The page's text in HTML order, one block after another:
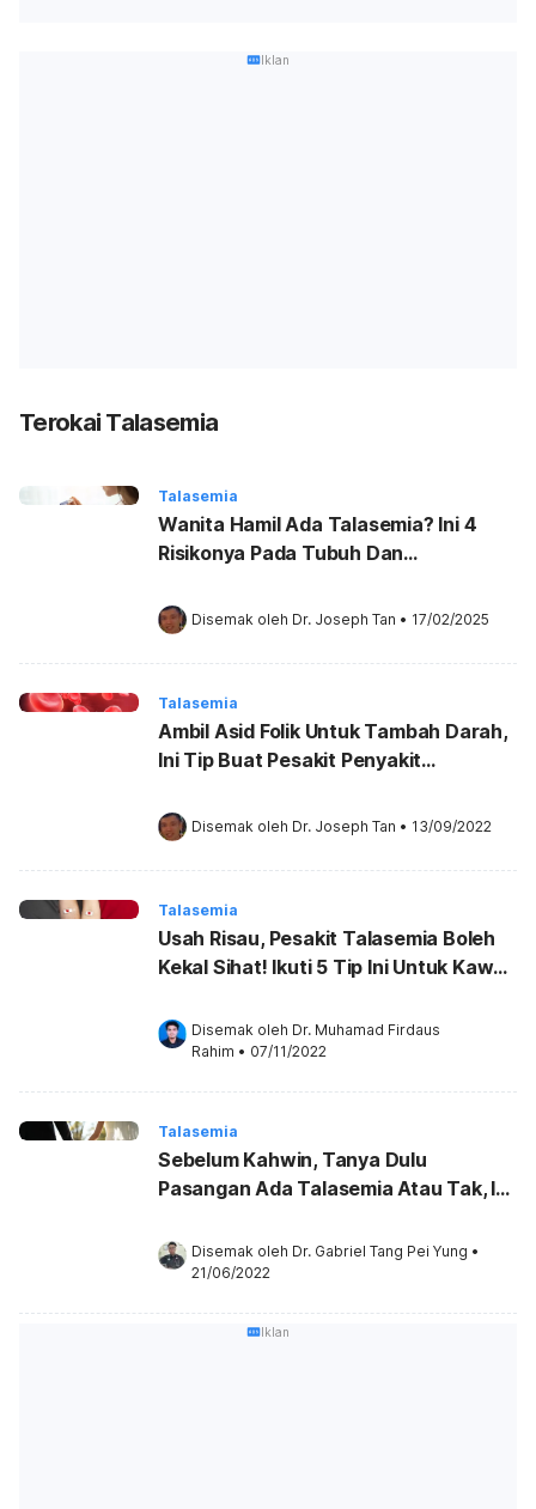
Iklan
Terokai Talasemia
Talasemia
Wanita Hamil Ada Talasemia? Ini 4
Risikonya Pada Tubuh Dan
Disemak oleh Dr. Joseph Tan • 17/02/2025
Talasemia
Ambil Asid Folik Untuk Tambah Darah,
Ini Tip Buat Pesakit Penyakit
Disemak oleh Dr. Joseph Tan • 13/09/2022
Talasemia
Usah Risau, Pesakit Talasemia Boleh
Kekal Sihat! Ikuti 5 Tip Ini Untuk Kawal
Disemak oleh Dr. Muhamad Firdaus
Rahim • 07/11/2022
Talasemia
Sebelum Kahwin, Tanya Dulu
Pasangan Ada Talasemia Atau Tak, Ini
Disemak oleh Dr. Gabriel Tang Pei Yung •
21/06/2022
Iklan